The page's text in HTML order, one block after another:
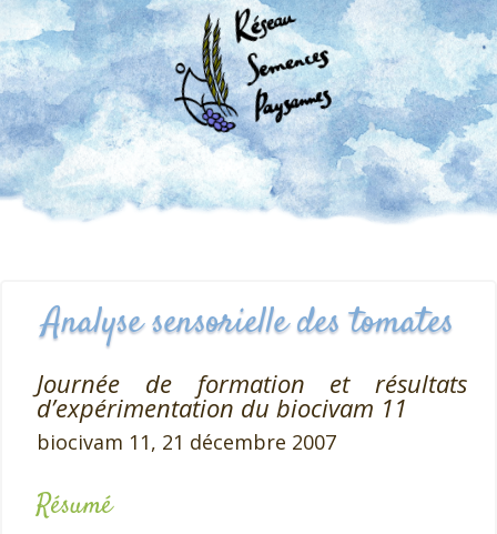
Analyse sensorielle des tomates
Journée de formation et résultats
d’expérimentation du biocivam 11
biocivam 11, 21 décembre 2007
Résumé